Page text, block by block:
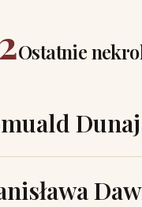
Ostatnie